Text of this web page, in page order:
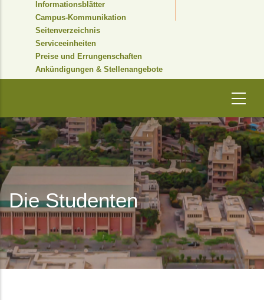
Informationsblätter
Campus-Kommunikation
Seitenverzeichnis
Serviceeinheiten
Preise und Errungenschaften
Ankündigungen & Stellenangebote
Die Studenten